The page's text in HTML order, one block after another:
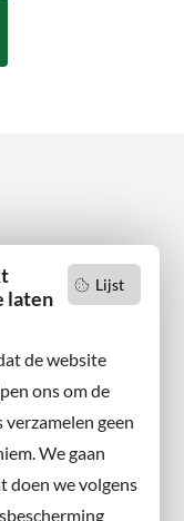
Lijst
laten
de website
ons om de
geen
We gaan
doen we volgens